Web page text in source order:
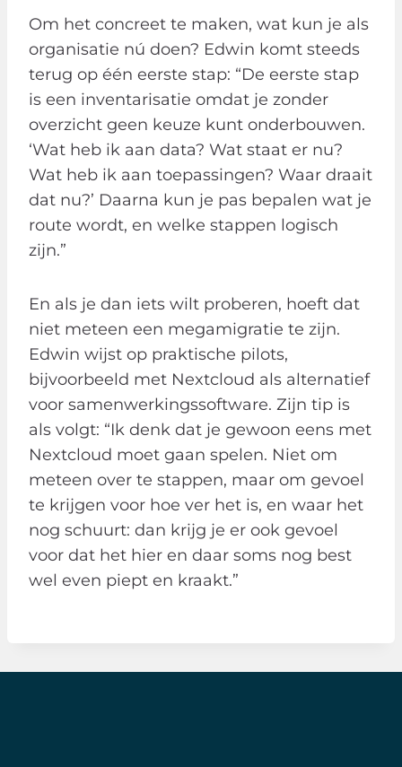
Om het concreet te maken, wat kun je als
organisatie nú doen? Edwin komt steeds
terug op één eerste stap: “De eerste stap
is een inventarisatie omdat je zonder
overzicht geen keuze kunt onderbouwen.
‘Wat heb ik aan data? Wat staat er nu?
Wat heb ik aan toepassingen? Waar draait
dat nu?’ Daarna kun je pas bepalen wat je
route wordt, en welke stappen logisch
zijn.”
En als je dan iets wilt proberen, hoeft dat
niet meteen een megamigratie te zijn.
Edwin wijst op praktische pilots,
bijvoorbeeld met Nextcloud als alternatief
voor samenwerkingssoftware. Zijn tip is
als volgt: “Ik denk dat je gewoon eens met
Nextcloud moet gaan spelen. Niet om
meteen over te stappen, maar om gevoel
te krijgen voor hoe ver het is, en waar het
nog schuurt: dan krijg je er ook gevoel
voor dat het hier en daar soms nog best
wel even piept en kraakt.”